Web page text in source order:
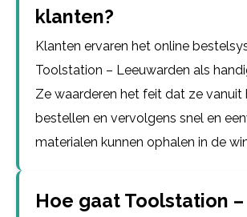
klanten?
Klanten ervaren het online
Toolstation – Leeuwarden als
Ze waarderen het feit dat ze vanuit
bestellen en vervolgens snel en
materialen kunnen ophalen in de
Hoe gaat Toolstation –